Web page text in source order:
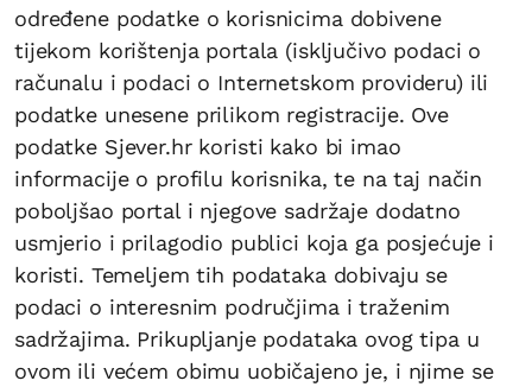
određene podatke o korisnicima dobivene
tijekom korištenja portala (isključivo podaci o
računalu i podaci o Internetskom provideru) ili
podatke unesene prilikom registracije. Ove
podatke Sjever.hr koristi kako bi imao
informacije o profilu korisnika, te na taj način
poboljšao portal i njegove sadržaje dodatno
usmjerio i prilagodio publici koja ga posjećuje i
koristi. Temeljem tih podataka dobivaju se
podaci o interesnim područjima i traženim
sadržajima. Prikupljanje podataka ovog tipa u
ovom ili većem obimu uobičajeno je, i njime se